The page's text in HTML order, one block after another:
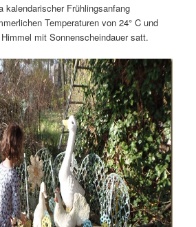
kalendarischer Frühlingsanfang
Temperaturen von 24° C und
mit Sonnenscheindauer satt.